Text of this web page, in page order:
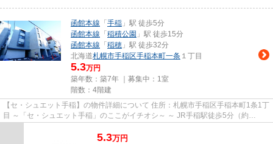
函館本線 「 手稲 」駅 徒歩5分
函館本線 「 稲積公園 」駅 徒歩15分
函館本線 「 稲穂 」駅 徒歩32分
北海道札幌市手稲区手稲本町一条 １丁目
5.3万円
築年数：築7年 ｜募集中： 1室
階数：4階建
【セ・シュエット手稲】の物件詳細について 住所：札幌市手稲区手稲本町1条1丁
目 ～「セ・シュエット手稲」のここがイチオシ～ ～ JR手稲駅徒歩5分（約
5.3万円